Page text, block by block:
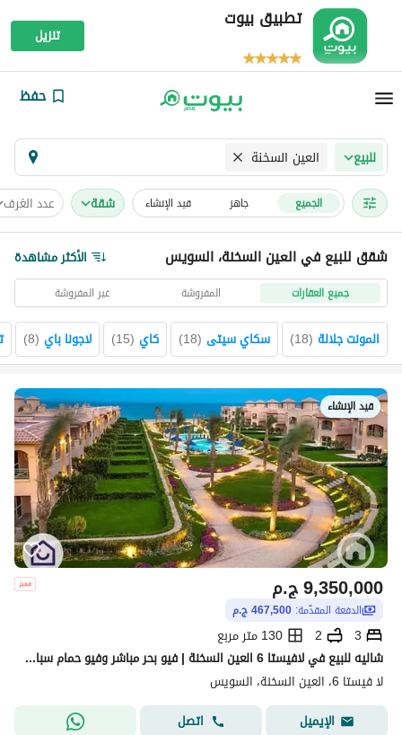
تطبيق بيوت
تنزيل
حفظ
للبيع العين السخنة
الجميع جاهز قيد الإنشاء شقة عدد الغرف
شقق للبيع في العين السخنة، السويس الأكثر مشاهدة
جميع العقارات المفروشة غير المفروشة
المونت جلالة (
18
) سكاي سيتى (
18
) كاي (
15
) لاجونا باي (
8
)
قيد الإنشاء
ج.م9,350,000
الدفعة المقدّمة: 467,500 ج.م
3
2
130 متر مربع
شاليه للبيع في لافيستا 6 العين السخنة | فيو بحر مباشر وفيو حمام سباحة
لا فيستا 6، العين السخنة، السويس
الإيميل
اتصل